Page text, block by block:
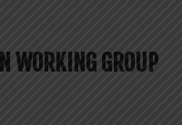
WORKING GROUP